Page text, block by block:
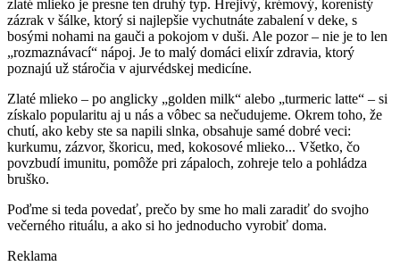
zlaté mlieko je presne ten druhý typ. Hrejivý, krémový, korenistý
zázrak v šálke, ktorý si najlepšie vychutnáte zabalení v deke, s
bosými nohami na gauči a pokojom v duši. Ale pozor – nie je to len
„rozmaznávací“ nápoj. Je to malý domáci elixír zdravia, ktorý
poznajú už stáročia v ajurvédskej medicíne.
Zlaté mlieko – po anglicky „golden milk“ alebo „turmeric latte“ – si
získalo popularitu aj u nás a vôbec sa nečudujeme. Okrem toho, že
chutí, ako keby ste sa napili slnka, obsahuje samé dobré veci:
kurkumu, zázvor, škoricu, med, kokosové mlieko... Všetko, čo
povzbudí imunitu, pomôže pri zápaloch, zohreje telo a pohládza
bruško.
Poďme si teda povedať, prečo by sme ho mali zaradiť do svojho
večerného rituálu, a ako si ho jednoducho vyrobiť doma.
Reklama